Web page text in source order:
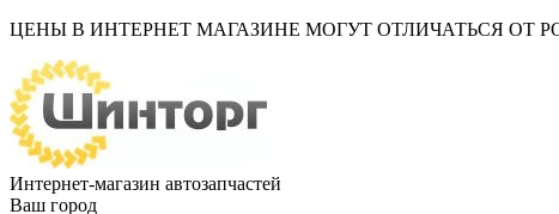
ЦЕНЫ В ИНТЕРНЕТ МАГАЗИНЕ МОГУТ ОТЛИЧАТЬСЯ ОТ
Интернет-магазин автозапчастей
Ваш город